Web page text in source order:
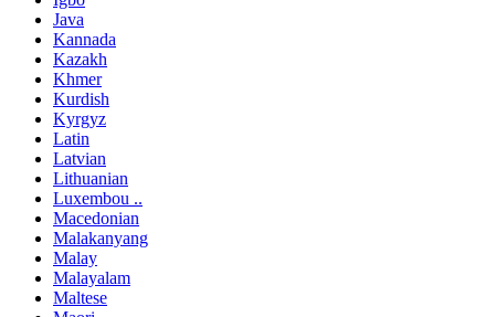
Java
Kannada
Kazakh
Khmer
Kurdish
Kyrgyz
Latin
Latvian
Lithuanian
Luxembou ..
Macedonian
Malakanyang
Malay
Malayalam
Maltese